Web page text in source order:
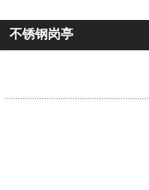
不锈钢岗亭